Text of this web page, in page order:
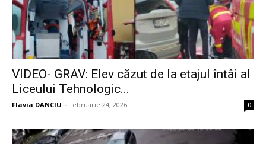
VIDEO- GRAV: Elev căzut de la etajul întâi al
Liceului Tehnologic...
Flavia DANCIU - februarie 24, 2026 0